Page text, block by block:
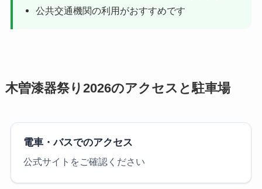
公共交通機関の利用がおすすめです
木曽漆器祭り2026のアクセスと駐車場
電車・バスでのアクセス
公式サイトをご確認ください